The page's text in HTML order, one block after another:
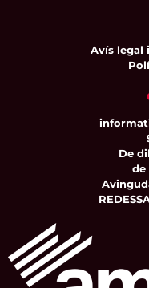
Avís legal
De
de